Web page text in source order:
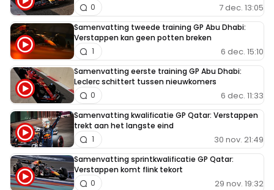
7 dec. 13:05
0
Samenvatting tweede training GP Abu Dhabi:
Verstappen kan geen potten breken
6 dec. 15:10
1
Samenvatting eerste training GP Abu Dhabi:
Leclerc schittert tussen nieuwkomers
6 dec. 11:33
0
Samenvatting kwalificatie GP Qatar: Verstappen
trekt aan het langste eind
30 nov. 21:49
1
Samenvatting sprintkwalificatie GP Qatar:
Verstappen komt flink tekort
29 nov. 19:32
0